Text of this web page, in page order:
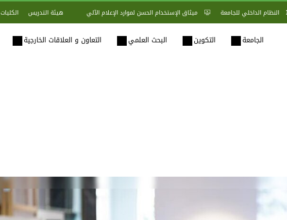
النظام الداخلي للجامعة ميثاق الإستخدام الحسن لموارد الإعلام الآلي هيئة التدريس الكليات
الجامعة التكوين البحث العلمي التعاون و العلاقات الخارجية